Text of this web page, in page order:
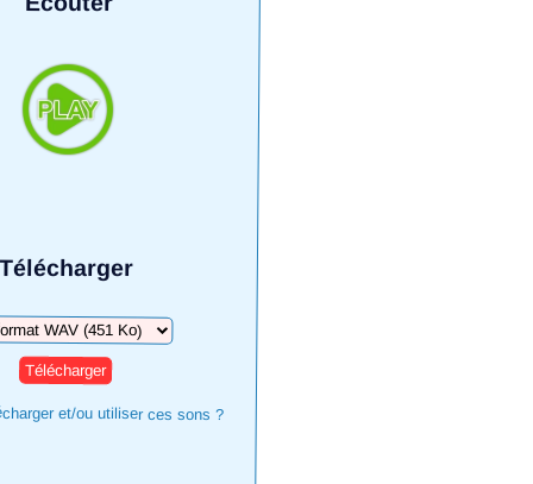
Télécharger
et/ou utiliser ces sons ?